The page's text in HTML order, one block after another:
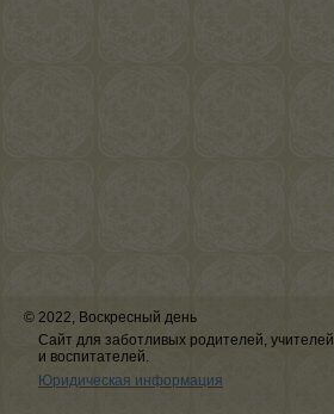
© 2022, Воскресный день
Сайт для заботливых родителей, учителей
и воспитателей.
Юридическая информация